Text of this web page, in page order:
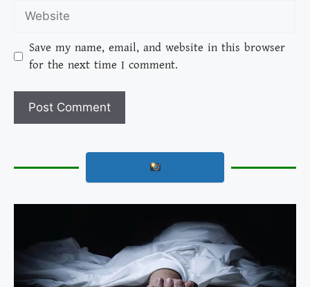
Save my name, email, and website in this browser
for the next time I comment.